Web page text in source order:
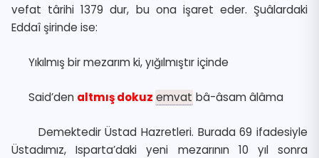
vefat târihi 1379 dur, bu ona işaret eder. Şuâlardaki
Eddaî şirinde ise:
Yıkılmış bir mezarım ki, yığılmıştır içinde
Said’den altmış dokuz emvat bâ-âsam âlâma
Demektedir Üstad Hazretleri. Burada 69 ifadesiyle
Üstadımız, Isparta’daki yeni mezarının 10 yıl sonra